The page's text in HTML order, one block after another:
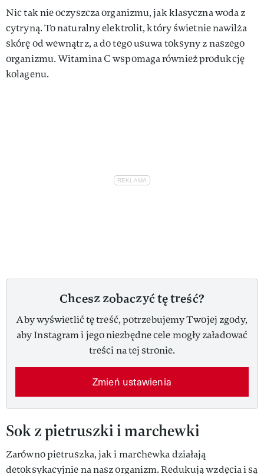
Nic tak nie oczyszcza organizmu, jak klasyczna woda z
cytryną. To naturalny elektrolit, który świetnie nawilża
skórę od wewnątrz, a do tego usuwa toksyny z naszego
organizmu. Witamina C wspomaga również produkcję
kolagenu.
Chcesz zobaczyć tę treść?
Aby wyświetlić tę treść, potrzebujemy Twojej zgody,
aby Instagram i jego niezbędne cele mogły załadować
treści na tej stronie.
Zmień ustawienia
Sok z pietruszki i marchewki
Zarówno pietruszka, jak i marchewka działają
detoksykacyjnie na nasz organizm. Redukują wzdęcia i są